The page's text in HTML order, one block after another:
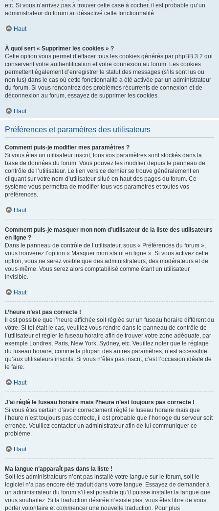
etc. Si vous n’arrivez pas à trouver cette case à cocher, il est probable qu’un
administrateur du forum ait désactivé cette fonctionnalité.
Haut
À quoi sert « Supprimer les cookies » ?
Cette option vous permet d’effacer tous les cookies générés par phpBB 3.2 qui
conservent votre authentification et votre connexion au forum. Les cookies
permettent également d’enregistrer le statut des messages (s’ils sont lus ou
non lus) dans le cas où cette fonctionnalité a été activée par un administrateur
du forum. Si vous rencontrez des problèmes récurrents de connexion et de
déconnexion au forum, essayez de supprimer les cookies.
Haut
Préférences et paramètres des utilisateurs
Comment puis-je modifier mes paramètres ?
Si vous êtes un utilisateur inscrit, tous vos paramètres sont stockés dans la
base de données du forum. Vous pouvez les modifier depuis le panneau de
contrôle de l’utilisateur. Le lien vers ce dernier se trouve généralement en
cliquant sur votre nom d’utilisateur situé en haut des pages du forum. Ce
système vous permettra de modifier tous vos paramètres et toutes vos
préférences.
Haut
Comment puis-je masquer mon nom d’utilisateur de la liste des utilisateurs
en ligne ?
Dans le panneau de contrôle de l’utilisateur, sous « Préférences du forum »,
vous trouverez l’option « Masquer mon statut en ligne ». Si vous activez cette
option, vous ne serez visible que des administrateurs, des modérateurs et de
vous-même. Vous serez alors comptabilisé comme étant un utilisateur
invisible.
Haut
L’heure n’est pas correcte !
Il est possible que l’heure affichée soit réglée sur un fuseau horaire différent du
vôtre. Si tel était le cas, veuillez vous rendre dans le panneau de contrôle de
l’utilisateur et régler le fuseau horaire afin de trouver votre zone adéquate, par
exemple Londres, Paris, New York, Sydney, etc. Veuillez noter que le réglage
du fuseau horaire, comme la plupart des autres paramètres, n’est accessible
qu’aux utilisateurs inscrits. Si vous n’êtes pas inscrit, c’est l’occasion idéale de
le faire.
Haut
J’ai réglé le fuseau horaire mais l’heure n’est toujours pas correcte !
Si vous êtes certain d’avoir correctement réglé le fuseau horaire mais que
l’heure n’est toujours pas correcte, il est probable que l’horloge du serveur soit
erronée. Veuillez contacter un administrateur afin de lui communiquer ce
problème.
Haut
Ma langue n’apparaît pas dans la liste !
Soit les administrateurs n’ont pas installé votre langue sur le forum, soit le
logiciel n’a pas encore été traduit dans votre langue. Essayez de demander à
un administrateur du forum s’il est possible qu’il puisse installer la langue que
vous souhaitez. Si la traduction désirée n’existe pas, vous êtes libre de vous
porter volontaire et commencer une nouvelle traduction. Pour plus